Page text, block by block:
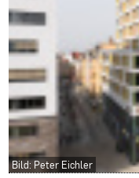
Bild: Peter Eichler